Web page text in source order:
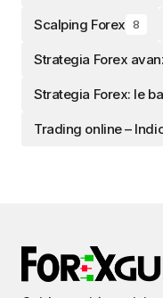
Scalping Forex 8
Strategia Forex
Strategia Forex: le
Trading online –